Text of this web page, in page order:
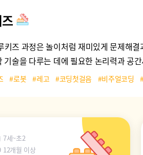
키즈 과정은 놀이처럼 재미있게 문제해
기술을 다루는 데에 필요한 논리력과 공
#로봇 #레고 #코딩첫걸음 #비주얼코딩
7세~초2
12개월 이상